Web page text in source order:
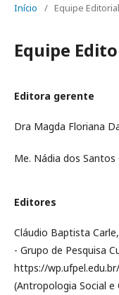
Início / Equipe Editorial
Equipe
Editora gerente
Dra Magda Floriana
Me. Nádia dos
Editores
Cláudio Baptista
- Grupo de Pesquisa
https://
(Antropologia Social